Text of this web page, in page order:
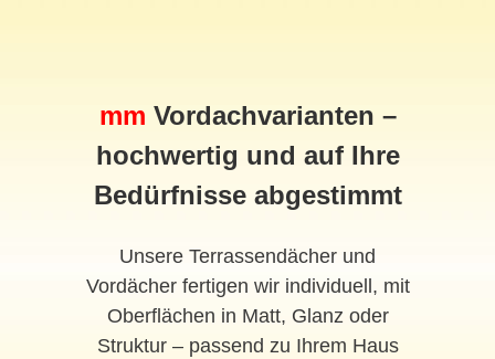
mm Vordachvarianten –
hochwertig und auf Ihre
Bedürfnisse abgestimmt
Unsere Terrassendächer und
Vordächer fertigen wir individuell, mit
Oberflächen in Matt, Glanz oder
Struktur – passend zu Ihrem Haus